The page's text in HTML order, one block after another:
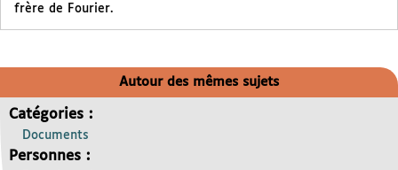
frère de Fourier.
Autour des mêmes sujets
Catégories :
Documents
Personnes :